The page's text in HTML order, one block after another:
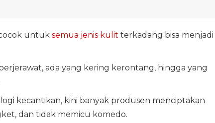
untuk semua jenis kulit terkadang bisa menjadi
ada yang kering kerontang, hingga yang
kecantikan, kini banyak produsen menciptakan
dan tidak memicu komedo.